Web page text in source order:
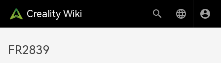
Creality Wiki
FR2839